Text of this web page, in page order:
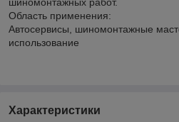
Область применения:
Автосервисы, шиномонтажные
использование
Характеристики